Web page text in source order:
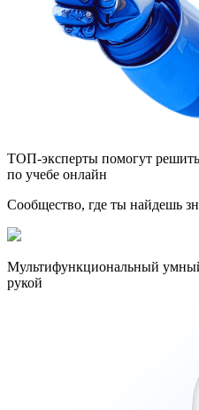
ТОП-эксперты помогут
по учебе онлайн
Сообщество, где ты найдешь
Мультифункциональный
рукой